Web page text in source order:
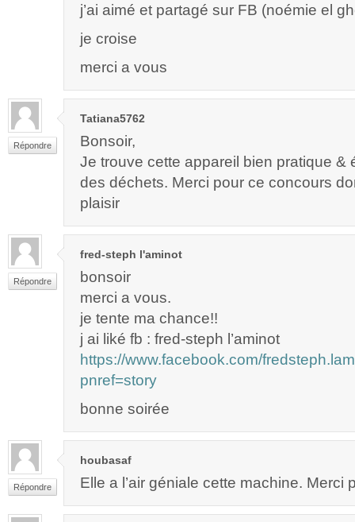
j’ai aimé et partagé sur FB (noémie el
je croise
merci a vous
Répondre
Tatiana5762
Bonsoir,
Je trouve cette appareil bien pratique &
des déchets. Merci pour ce concours
plaisir
Répondre
fred-steph l'aminot
bonsoir
merci a vous.
je tente ma chance!!
j ai liké fb : fred-steph l’aminot
https://www.facebook.com/
pnref=story
bonne soirée
Répondre
houbasaf
Elle a l’air géniale cette machine. Merci